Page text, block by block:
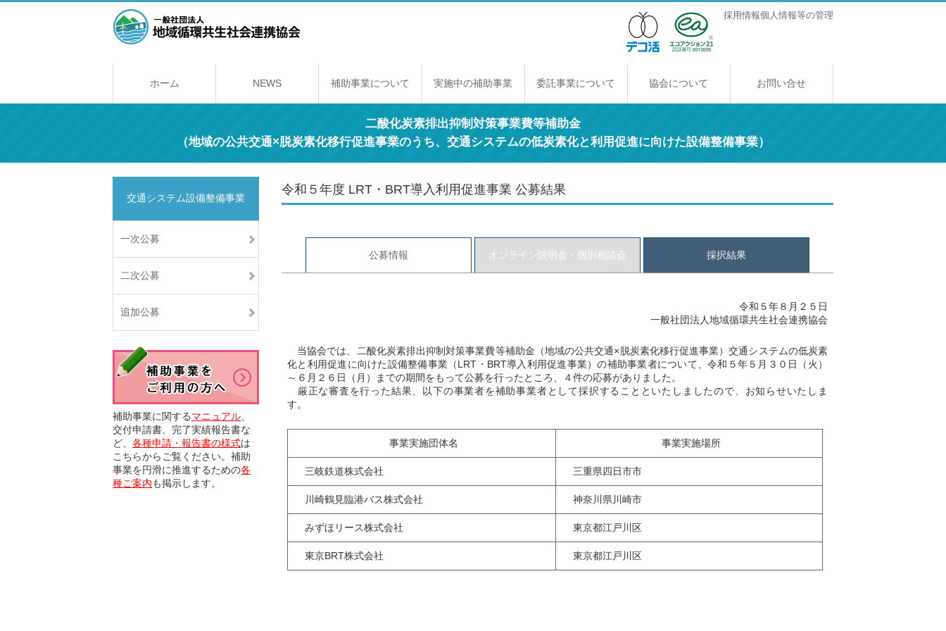
採用情報個人情報等の管理
ホーム NEWS 補助事業について
補助事業のしくみ
年間スケジュール
補助事業一覧
交付規程
経理契約に関する原則
事業報告書の提出
取得財産の取り扱い
実施中の補助事業 委託事業について 協会について お問い合せ
二酸化炭素排出抑制対策事業費等補助金
（地域の公共交通×脱炭素化移行促進事業のうち、交通システムの低炭素化と利用促進に向けた設備整備事業）
令和５年度 LRT・BRT導入利用促進事業 公募結果
公募情報 オンライン説明会・個別相談会 採択結果
令和５年８月２５日
一般社団法人地域循環共生社会連携協会
当協会では、二酸化炭素排出抑制対策事業費等補助金（地域の公共交通×脱炭素化移行促進事業）交通システムの低炭素
化と利用促進に向けた設備整備事業（LRT・BRT導入利用促進事業）の補助事業者について、令和５年５月３０日（火）
～６月２６日（月）までの期間をもって公募を行ったところ、４件の応募がありました。
厳正な審査を行った結果、以下の事業者を補助事業者として採択することといたしましたので、お知らせいたしま
す。
事業実施団体名 事業実施場所
三岐鉄道株式会社 三重県四日市市
川崎鶴見臨港バス株式会社 神奈川県川崎市
みずほリース株式会社 東京都江戸川区
東京BRT株式会社 東京都江戸川区
交通システム設備整備事業
一次公募
二次公募
追加公募
補助事業に関するマニュアル
交付申請書、完了実績報告書な
ど、 各種申請・報告書の様式は
こちらからご覧ください。補助
事業を円滑に推進するための各
種ご案内も掲示します。